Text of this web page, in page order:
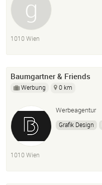
1010 Wien
Baumgartner & Friends
Werbung 0 km
Werbeagentur
Grafik Design
1010 Wien